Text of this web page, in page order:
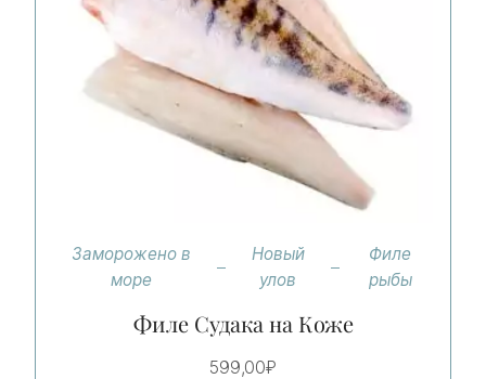
Заморожено в
море
Новый
улов
Филе
рыбы
Филе Судака на Коже
599,00₽